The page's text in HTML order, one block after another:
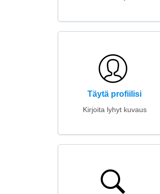
Täytä profiilisi
Kirjoita lyhyt kuvaus